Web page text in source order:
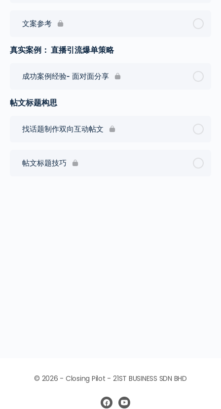
文案参考
真实案例： 直播引流爆单策略
成功案例经验- 面对面分享
帖文标题构思
找话题制作双向互动帖文
帖文标题技巧
© 2026 - Closing Pilot - 21ST BUSINESS SDN BHD